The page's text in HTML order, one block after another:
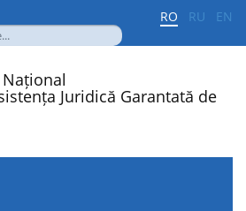
RO RU EN
Juridică Garantată de